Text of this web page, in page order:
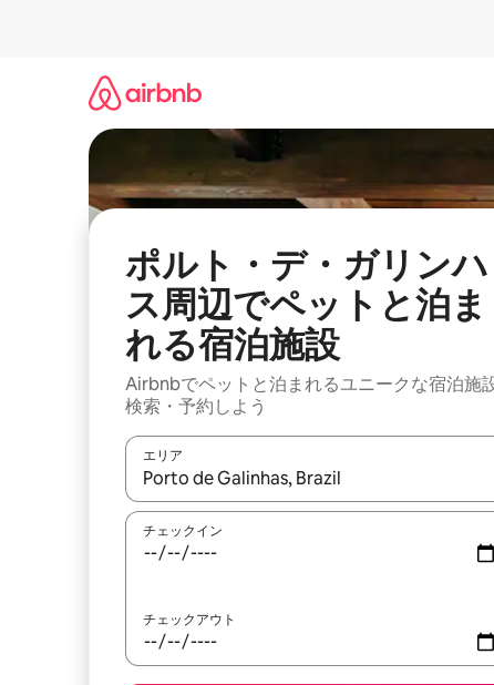
ポルト・デ・ガリンハ
ス周辺でペットと泊ま
れる宿泊施設
Airbnbでペットと泊まれるユニークな宿泊施
検索・予約しよう
エリア
検索結果が表示されたら、上下の矢印キーを使っ
チェックイン
チェックアウト